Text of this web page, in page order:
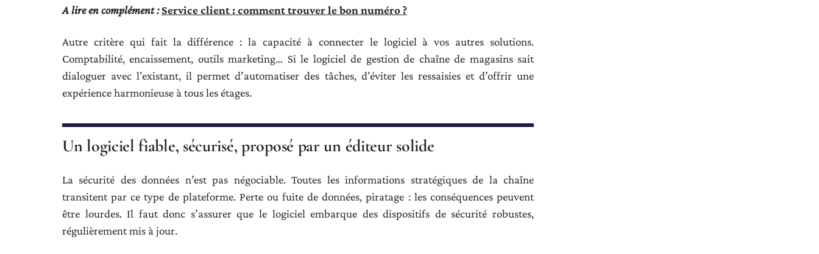
A lire en complément : Service client : comment trouver le bon numéro ?
Autre critère qui fait la différence : la capacité à connecter le logiciel à vos autres solutions.
Comptabilité, encaissement, outils marketing… Si le logiciel de gestion de chaîne de magasins sait
dialoguer avec l’existant, il permet d’automatiser des tâches, d’éviter les ressaisies et d’offrir une
expérience harmonieuse à tous les étages.
Un logiciel fiable, sécurisé, proposé par un éditeur solide
La sécurité des données n’est pas négociable. Toutes les informations stratégiques de la chaîne
transitent par ce type de plateforme. Perte ou fuite de données, piratage : les conséquences peuvent
être lourdes. Il faut donc s’assurer que le logiciel embarque des dispositifs de sécurité robustes,
régulièrement mis à jour.